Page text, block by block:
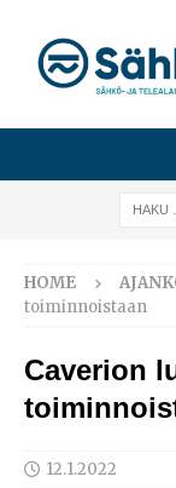
HOME
toiminnoistaan
Caverion
12.1.2022